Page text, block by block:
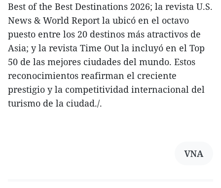
Best of the Best Destinations 2026; la revista U.S.
News & World Report la ubicó en el octavo
puesto entre los 20 destinos más atractivos de
Asia; y la revista Time Out la incluyó en el Top
50 de las mejores ciudades del mundo. Estos
reconocimientos reafirman el creciente
prestigio y la competitividad internacional del
turismo de la ciudad./.
VNA